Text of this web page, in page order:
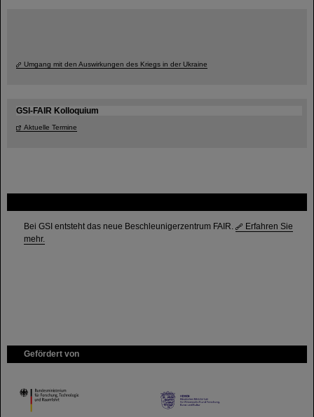
Bei GSI entsteht das neue Beschleunigerzentrum FAIR.
Erfahren Sie
mehr.
Gefördert von
HMWK
Umgang mit den Auswirkungen des Kriegs in der Ukraine
GSI-FAIR Kolloquium
Aktuelle Termine